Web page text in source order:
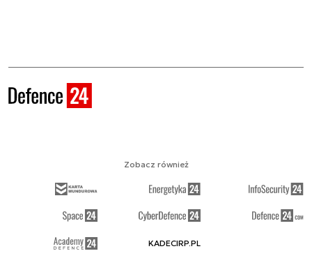
Zobacz również
KADECIRP.PL